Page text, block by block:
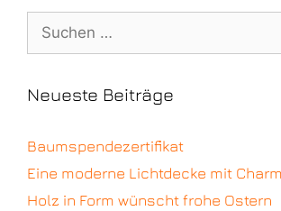
Neueste Beiträge
Baumspendezertifikat
Eine moderne Lichtdecke mit
Holz in Form wünscht frohe Ostern